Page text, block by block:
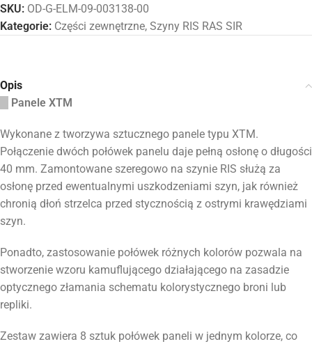
SKU: OD-G-ELM-09-003138-00
Kategorie: Części zewnętrzne, Szyny RIS RAS SIR
Opis
Panele XTM
Wykonane z tworzywa sztucznego panele typu XTM.
Połączenie dwóch połówek panelu daje pełną osłonę o długości
40 mm. Zamontowane szeregowo na szynie RIS służą za
osłonę przed ewentualnymi uszkodzeniami szyn, jak również
chronią dłoń strzelca przed stycznością z ostrymi krawędziami
szyn.
Ponadto, zastosowanie połówek różnych kolorów pozwala na
stworzenie wzoru kamuflującego działającego na zasadzie
optycznego złamania schematu kolorystycznego broni lub
repliki.
Zestaw zawiera 8 sztuk połówek paneli w jednym kolorze, co